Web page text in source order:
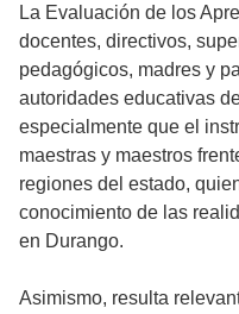
La Evaluación de los
docentes, directivos,
pedagógicos, madres y
autoridades educativas
especialmente que el
maestras y maestros
regiones del estado,
conocimiento de las
en Durango.
Asimismo, resulta